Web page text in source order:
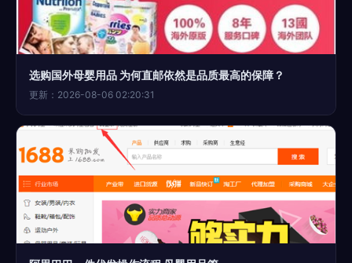
选购国外母婴用品 为何直邮依然是品质最高的保障？
更新：2026-08-06 02:20:31